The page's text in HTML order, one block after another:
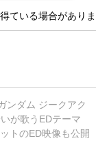
ている場合がありま
ガンダム ジークアク
が歌うEDテーマ
トのED映像も公開